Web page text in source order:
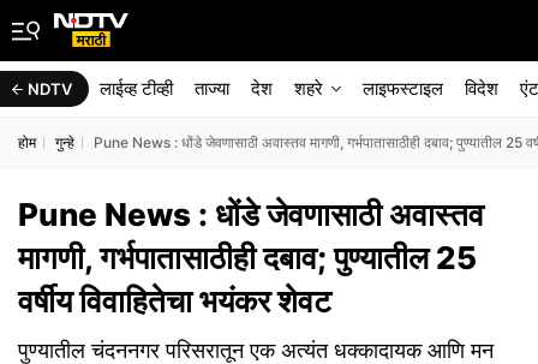
NDTV लाईव्ह टीव्ही ताज्या देश शहरे लाइफस्टाइल विदेश
होम गुन्हे Pune News : धोंडे जेवणासाठी अवास्तव मागणी, गर्भपातासाठीही दबाव; पुण्यातील 25
Pune News : धोंडे जेवणासाठी अवास्तव
मागणी, गर्भपातासाठीही दबाव; पुण्यातील 25
वर्षीय विवाहितेचा भयंकर शेवट
पुण्यातील चंदननगर परिसरातून एक अत्यंत धक्कादायक आणि मन